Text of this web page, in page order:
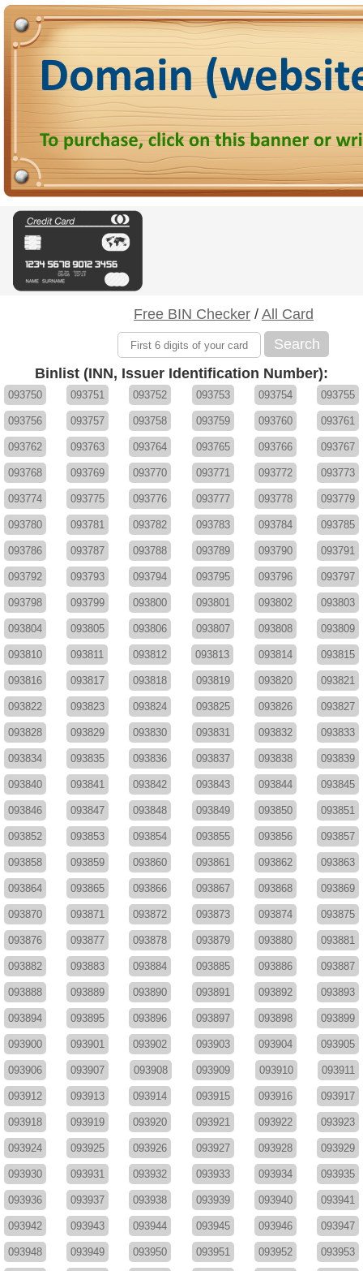
Free BIN Checker / All Card
Search
Binlist (INN, Issuer Identification Number):
093750 093751 093752 093753 093754 093755
093756 093757 093758 093759 093760 093761
093762 093763 093764 093765 093766 093767
093768 093769 093770 093771 093772 093773
093774 093775 093776 093777 093778 093779
093780 093781 093782 093783 093784 093785
093786 093787 093788 093789 093790 093791
093792 093793 093794 093795 093796 093797
093798 093799 093800 093801 093802 093803
093804 093805 093806 093807 093808 093809
093810 093811 093812 093813 093814 093815
093816 093817 093818 093819 093820 093821
093822 093823 093824 093825 093826 093827
093828 093829 093830 093831 093832 093833
093834 093835 093836 093837 093838 093839
093840 093841 093842 093843 093844 093845
093846 093847 093848 093849 093850 093851
093852 093853 093854 093855 093856 093857
093858 093859 093860 093861 093862 093863
093864 093865 093866 093867 093868 093869
093870 093871 093872 093873 093874 093875
093876 093877 093878 093879 093880 093881
093882 093883 093884 093885 093886 093887
093888 093889 093890 093891 093892 093893
093894 093895 093896 093897 093898 093899
093900 093901 093902 093903 093904 093905
093906 093907 093908 093909 093910 093911
093912 093913 093914 093915 093916 093917
093918 093919 093920 093921 093922 093923
093924 093925 093926 093927 093928 093929
093930 093931 093932 093933 093934 093935
093936 093937 093938 093939 093940 093941
093942 093943 093944 093945 093946 093947
093948 093949 093950 093951 093952 093953